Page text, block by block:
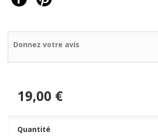
Donnez votre avis
19,00 €
Quantité